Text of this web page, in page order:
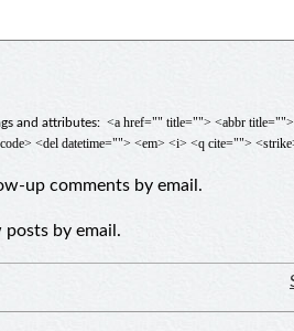
and attributes: <a href="" title=""> <abbr
<del datetime=""> <em> <i> <q cite="">
up comments by email.
by email.